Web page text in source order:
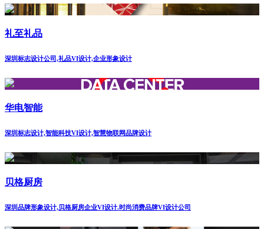
礼至礼品
深圳标志设计公司,礼品VI设计,企业形象设计
华电智能
深圳标志设计,智能科技VI设计,智慧物联网品牌设计
贝格厨房
深圳品牌形象设计,贝格厨房企业VI设计.时尚消费品牌VI设计公司